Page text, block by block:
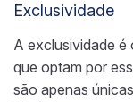
Exclusividade
A exclusividade é
que optam por
são apenas